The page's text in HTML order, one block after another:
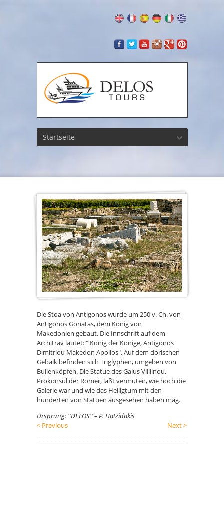
Startseite
Die Stoa von Antigonos wurde um 250 v. Ch. von
Antigonos Gonatas, dem König von
Makedonien gebaut. Die Innschrift auf dem
Architrav lautet: " König der Könige, Antigonos
Dimitriou Makedon Apollos". Auf dem dorischen
Gebälk befinden sich Triglyphen, umgeben von
Bullenköpfen. Die Statue des Gaius Villiinou,
Prokonsul der Römer, läßt vermuten, wie hoch die
Galerie war und wie das Heiligtum mit den
hunderten von Statuen ausgesehen haben mag.
Ursprung: ''DELOS'' – P. Hatzidakis
< Previous
Next >